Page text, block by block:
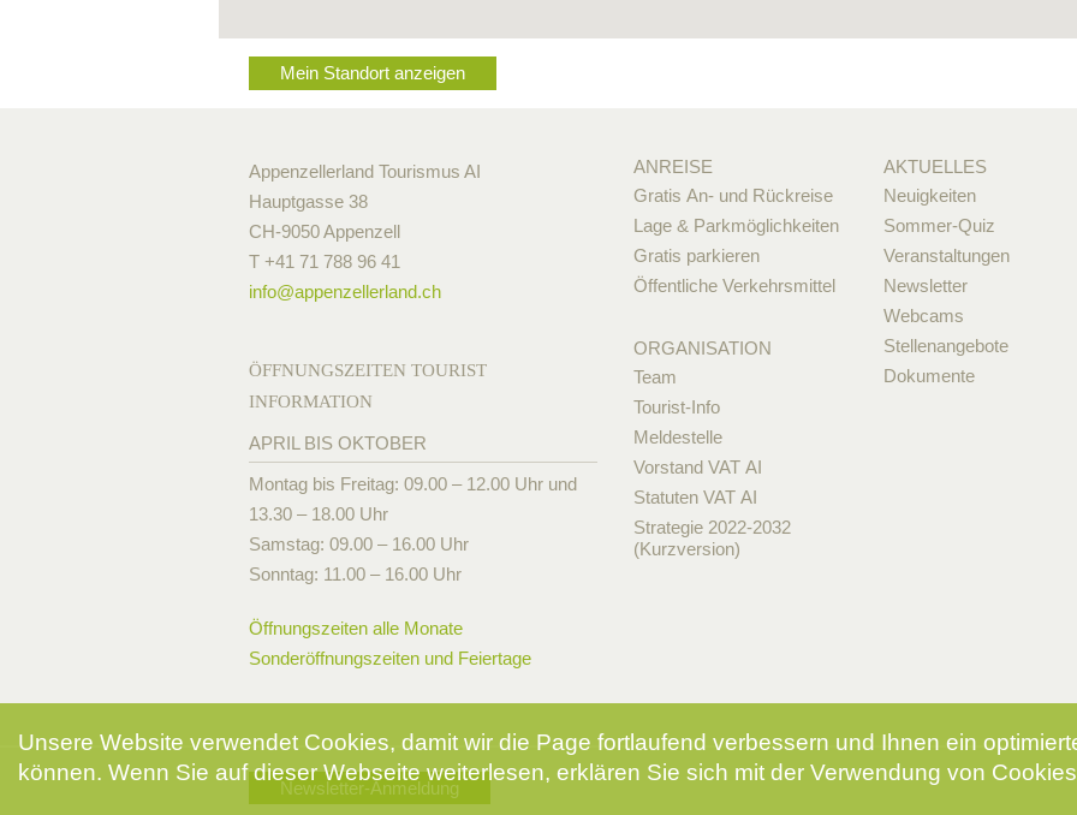
Mein Standort anzeigen
Appenzellerland Tourismus AI
Hauptgasse 38
CH-9050 Appenzell
T +41 71 788 96 41
info@appenzellerland.ch
ÖFFNUNGSZEITEN TOURIST
INFORMATION
APRIL BIS OKTOBER
Montag bis Freitag: 09.00 – 12.00 Uhr und
13.30 – 18.00 Uhr
Samstag: 09.00 – 16.00 Uhr
Sonntag: 11.00 – 16.00 Uhr
Öffnungszeiten alle Monate
Sonderöffnungszeiten und Feiertage
ANREISE
Gratis An- und Rückreise
Lage & Parkmöglichkeiten
Gratis parkieren
Öffentliche Verkehrsmittel
ORGANISATION
Team
Tourist-Info
Meldestelle
Vorstand VAT AI
Statuten VAT AI
Strategie 2022-2032
(Kurzversion)
AKTUELLES
Neuigkeiten
Sommer-Quiz
Veranstaltungen
Newsletter
Webcams
Stellenangebote
Dokumente
Newsletter-Anmeldung
Unsere Website verwendet Cookies, damit wir die Page fortlaufend verbessern und Ihnen ein
können. Wenn Sie auf dieser Webseite weiterlesen, erklären Sie sich mit der Verwendung von